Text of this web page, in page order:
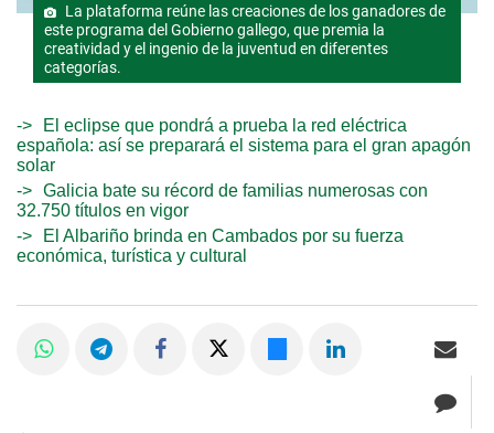
La plataforma reúne las creaciones de los ganadores de
este programa del Gobierno gallego, que premia la
creatividad y el ingenio de la juventud en diferentes
categorías.
El eclipse que pondrá a prueba la red eléctrica
española: así se preparará el sistema para el gran apagón
solar
Galicia bate su récord de familias numerosas con
32.750 títulos en vigor
El Albariño brinda en Cambados por su fuerza
económica, turística y cultural